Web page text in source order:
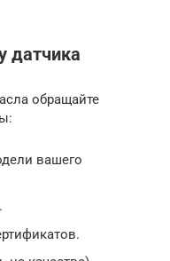
датчика
обращайте
вашего